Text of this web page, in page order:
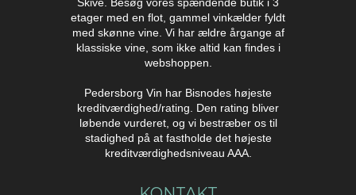
Skive. Besøg vores spændende butik i 3
etager med en flot, gammel vinkælder fyldt
med skønne vine. Vi har ældre årgange af
klassiske vine, som ikke altid kan findes i
webshoppen.
Pedersborg Vin har Bisnodes højeste
kreditværdighed/rating. Den rating bliver
løbende vurderet, og vi bestræber os til
stadighed på at fastholde det højeste
kreditværdighedsniveau AAA.